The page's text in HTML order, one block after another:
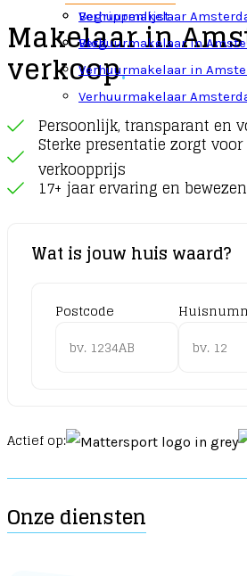
Verhuurmakelaar
Verhuurmakelaar in
Verhuurmakelaar in
Verhuurmakelaar
Begrippenlijst
Blog
Makelaar in
verkoop.
Persoonlijk, transparant en
Sterke presentatie zorgt
verkoopprijs
17+ jaar ervaring en
Wat is jouw huis waard?
Postcode
Actief op:
Onze diensten